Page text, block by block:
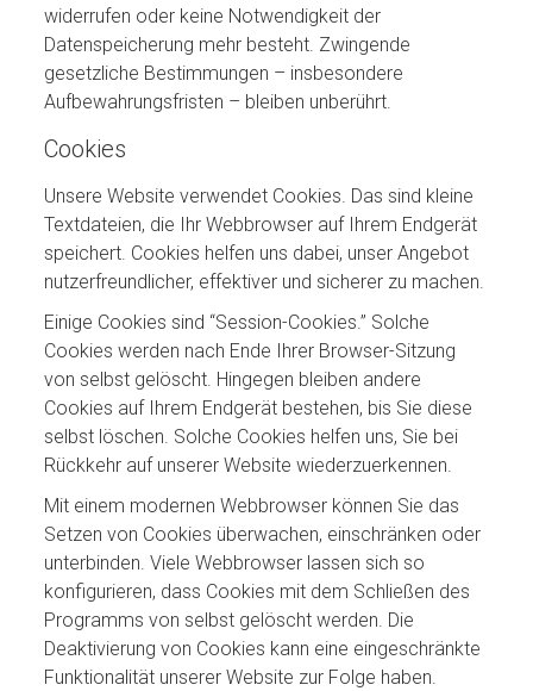
widerrufen oder keine Notwendigkeit der
Datenspeicherung mehr besteht. Zwingende
gesetzliche Bestimmungen – insbesondere
Aufbewahrungsfristen – bleiben unberührt.
Cookies
Unsere Website verwendet Cookies. Das sind kleine
Textdateien, die Ihr Webbrowser auf Ihrem Endgerät
speichert. Cookies helfen uns dabei, unser Angebot
nutzerfreundlicher, effektiver und sicherer zu machen.
Einige Cookies sind “Session-Cookies.” Solche
Cookies werden nach Ende Ihrer Browser-Sitzung
von selbst gelöscht. Hingegen bleiben andere
Cookies auf Ihrem Endgerät bestehen, bis Sie diese
selbst löschen. Solche Cookies helfen uns, Sie bei
Rückkehr auf unserer Website wiederzuerkennen.
Mit einem modernen Webbrowser können Sie das
Setzen von Cookies überwachen, einschränken oder
unterbinden. Viele Webbrowser lassen sich so
konfigurieren, dass Cookies mit dem Schließen des
Programms von selbst gelöscht werden. Die
Deaktivierung von Cookies kann eine eingeschränkte
Funktionalität unserer Website zur Folge haben.